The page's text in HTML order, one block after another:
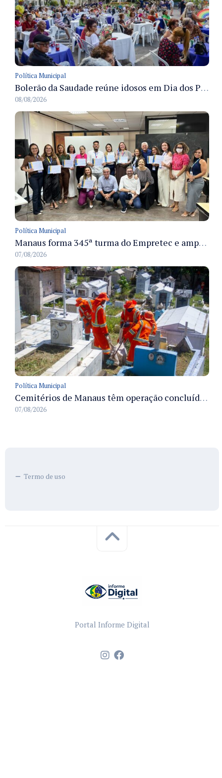
Política Municipal
Bolerão da Saudade reúne idosos em Dia dos Pais promovido pela Fundação Dr. Thomas em Manaus
08/08/2026
Política Municipal
Manaus forma 345ª turma do Empretec e amplia qualificação de empreendedores na cidade
07/08/2026
Política Municipal
Cemitérios de Manaus têm operação concluída e estrutura pronta para receber famílias no Dia dos Pais
07/08/2026
Termo de uso
Portal Informe Digital